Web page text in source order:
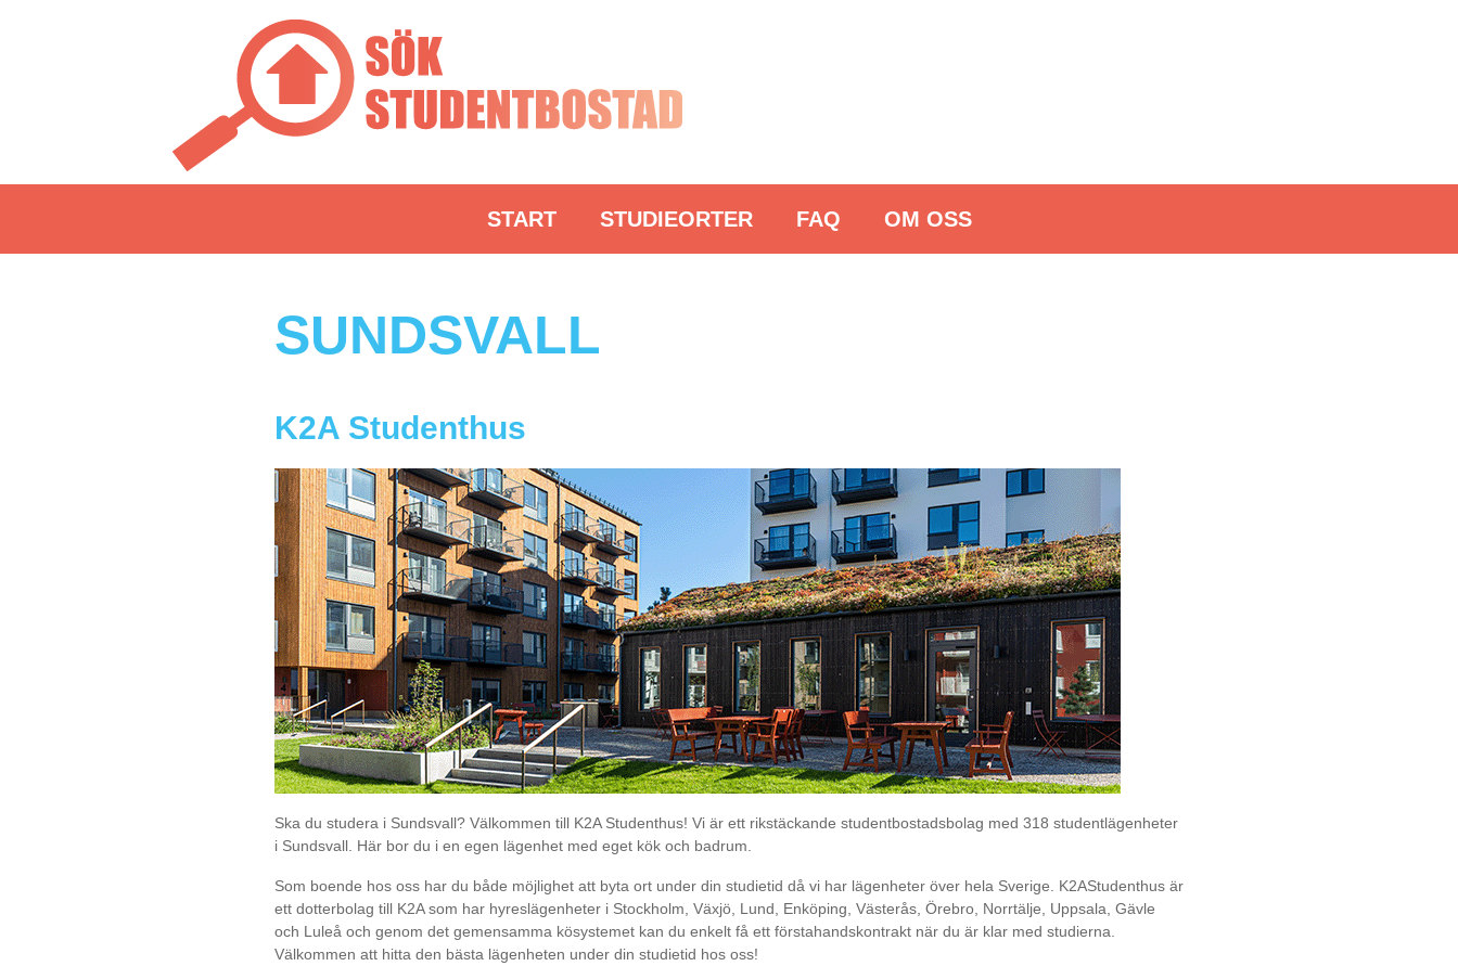
START STUDIEORTER FAQ OM OSS
SUNDSVALL
K2A Studenthus
Ska du studera i Sundsvall? Välkommen till K2AStudenthus! Vi är ett rikstäckande studentbostadsbolag med 318 studentlägenheter
i Sundsvall. Här bor du i en egen lägenhet med eget kök och badrum.
Som boende hos oss har du både möjlighet att byta ort under din studietid då vi har lägenheter över hela Sverige. K2AStudenthus är
ett dotterbolag till K2Asom har hyreslägenheter i Stockholm, Växjö, Lund, Enköping, Västerås, Örebro, Norrtälje, Uppsala, Gävle
och Luleå och genom det gemensamma kösystemet kan du enkelt få ett förstahandskontrakt när du är klar med studierna.
Välkommen att hitta den bästa lägenheten under din studietid hos oss!